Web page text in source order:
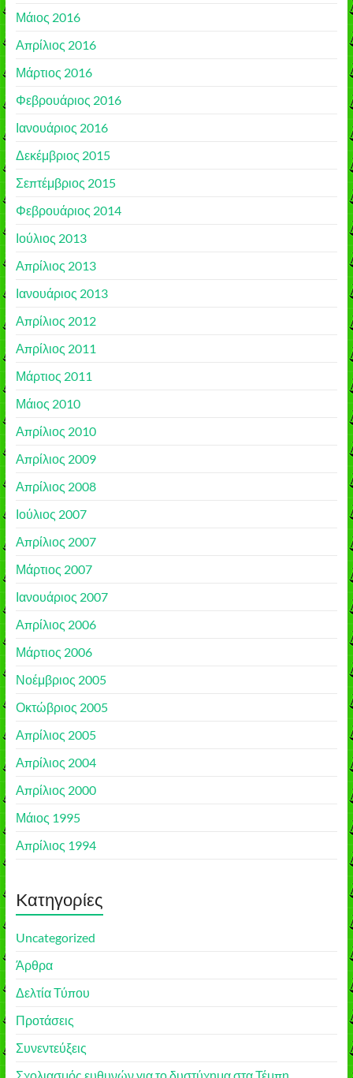
Μάιος 2016
Απρίλιος 2016
Μάρτιος 2016
Φεβρουάριος 2016
Ιανουάριος 2016
Δεκέμβριος 2015
Σεπτέμβριος 2015
Φεβρουάριος 2014
Ιούλιος 2013
Απρίλιος 2013
Ιανουάριος 2013
Απρίλιος 2012
Απρίλιος 2011
Μάρτιος 2011
Μάιος 2010
Απρίλιος 2010
Απρίλιος 2009
Απρίλιος 2008
Ιούλιος 2007
Απρίλιος 2007
Μάρτιος 2007
Ιανουάριος 2007
Απρίλιος 2006
Μάρτιος 2006
Νοέμβριος 2005
Οκτώβριος 2005
Απρίλιος 2005
Απρίλιος 2004
Απρίλιος 2000
Μάιος 1995
Απρίλιος 1994
Kατηγορίες
Uncategorized
Άρθρα
Δελτία Τύπου
Προτάσεις
Συνεντεύξεις